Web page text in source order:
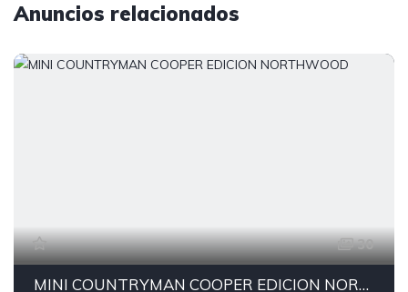
Anuncios relacionados
30
MINI COUNTRYMAN COOPER EDICION NORTHWOOD